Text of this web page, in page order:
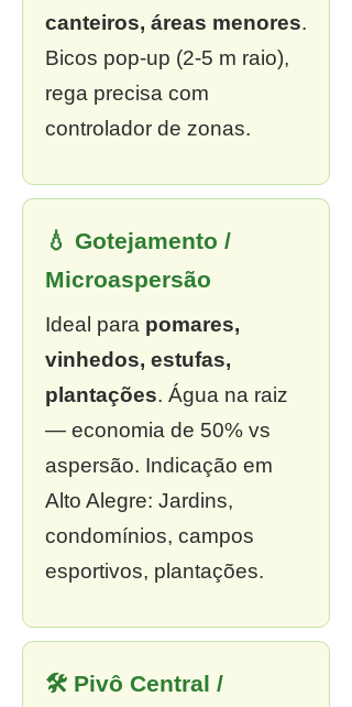
canteiros, áreas menores.
Bicos pop-up (2-5 m raio),
rega precisa com
controlador de zonas.
💧 Gotejamento /
Microaspersão
Ideal para pomares,
vinhedos, estufas,
plantações. Água na raiz
— economia de 50% vs
aspersão. Indicação em
Alto Alegre: Jardins,
condomínios, campos
esportivos, plantações.
🛠 Pivô Central /